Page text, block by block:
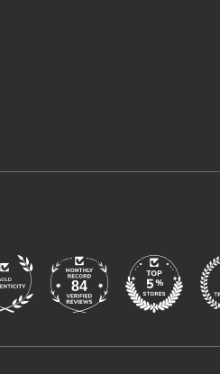
84